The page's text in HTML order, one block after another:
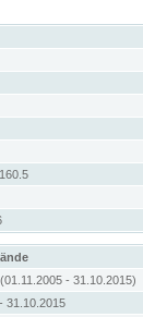
- 31.10.2015)
31.10.2015